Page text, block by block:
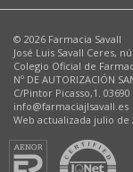
© 2026 Farmacia Savall
José Luis Savall Ceres,
Colegio Oficial de
Nº DE AUTORIZACIÓN
C/Pintor Picasso,1.
info@farmaciajlsavall.es
Web actualizada julio de